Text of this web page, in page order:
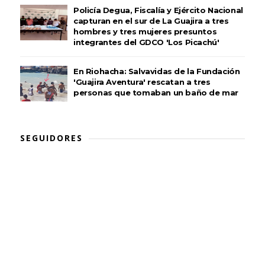
Policía Degua, Fiscalía y Ejército Nacional
capturan en el sur de La Guajira a tres
hombres y tres mujeres presuntos
integrantes del GDCO 'Los Picachú'
En Riohacha: Salvavidas de la Fundación
'Guajira Aventura' rescatan a tres
personas que tomaban un baño de mar
SEGUIDORES